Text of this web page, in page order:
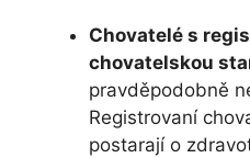
Chovatelé s
chovatelskou
pravděpodobně
Registrovaní
postarají o